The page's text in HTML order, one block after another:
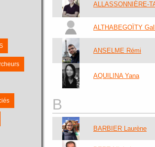
ALLASSONNIÈRE-
ALTHABEGOÏTY
ANSELME Rémi
AQUILINA Yana
B
BARBIER Laurène